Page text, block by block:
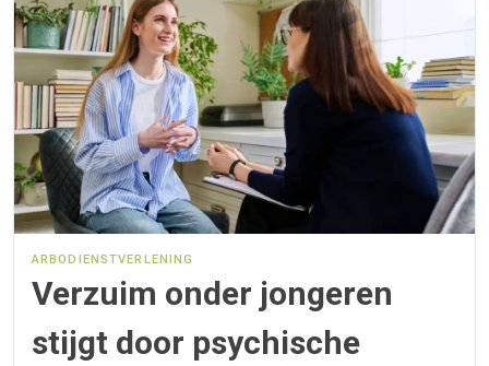
ARBODIENSTVERLENING
Verzuim onder jongeren
stijgt door psychische